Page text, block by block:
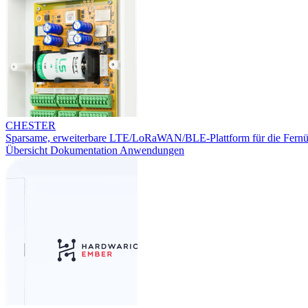
CHESTER
Sparsame, erweiterbare LTE/LoRaWAN/BLE-Plattform für die
Übersicht Dokumentation Anwendungen